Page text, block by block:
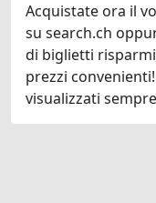
Acquistate ora il
su search.ch
di biglietti
prezzi
visualizzati